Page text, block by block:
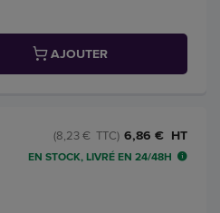
AJOUTER
6,86 € HT
(8,23 € TTC)
EN STOCK, LIVRÉ EN 24/48H